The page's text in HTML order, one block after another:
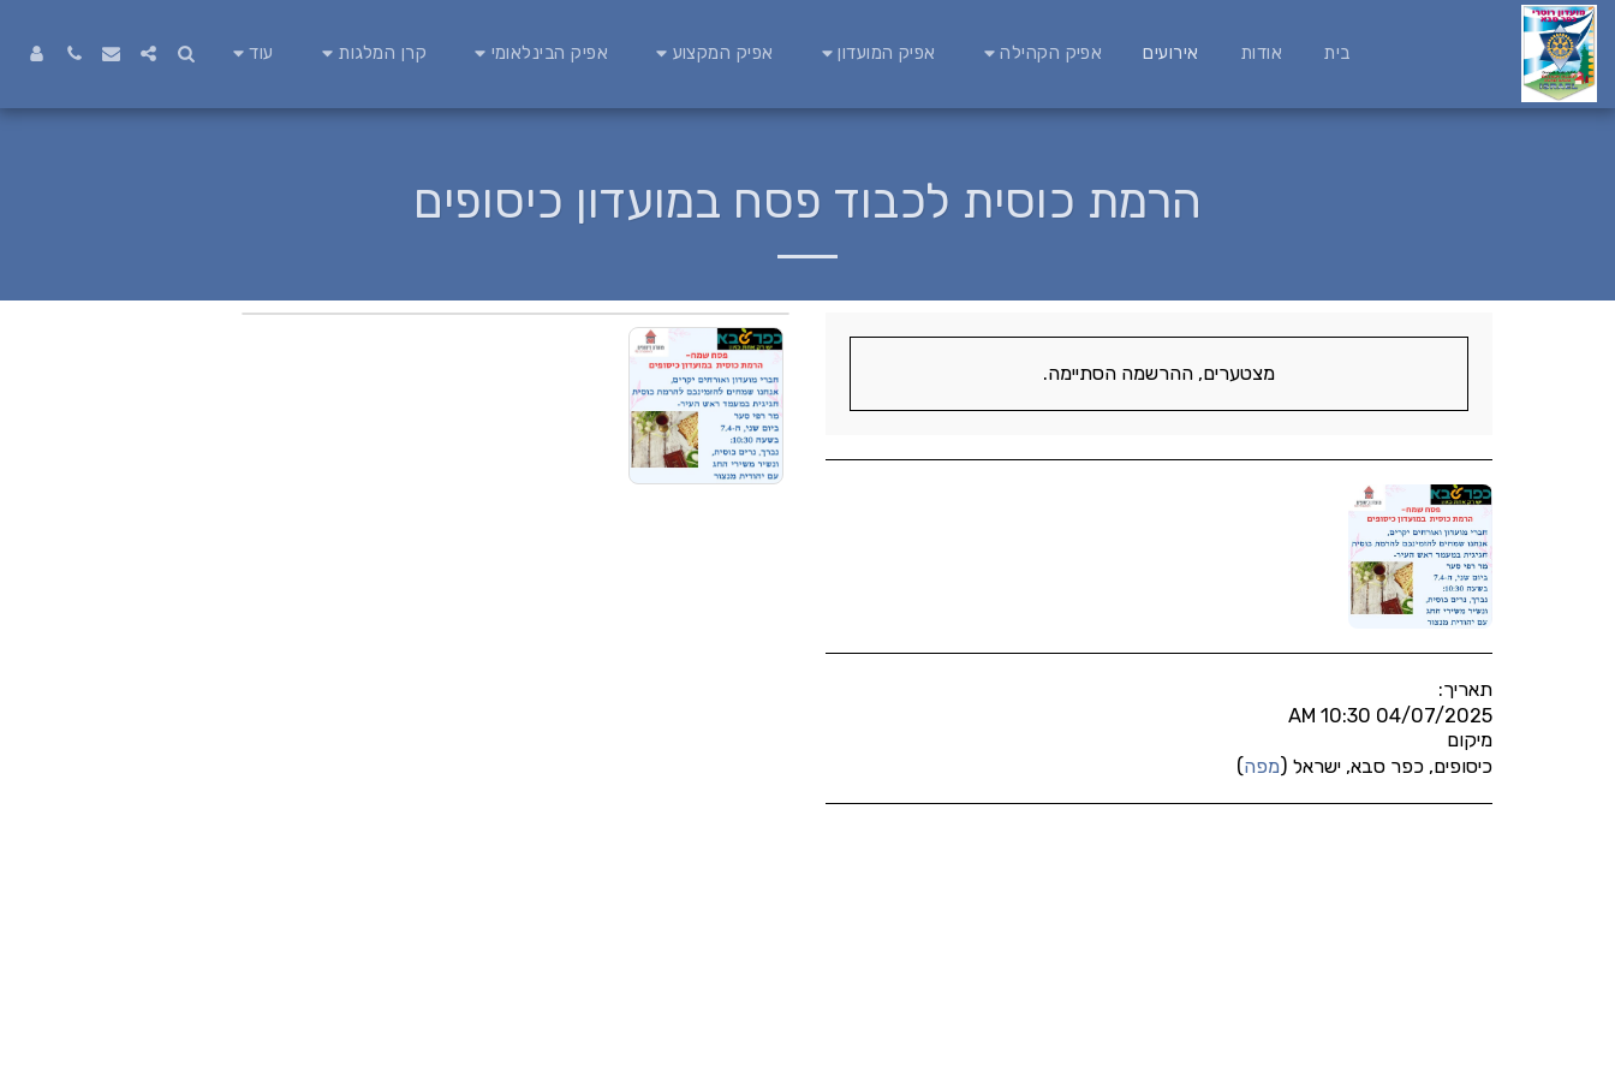
בית אודות אירועים אפיק הקהילה אפיק המועדון אפיק המקצוע אפיק הבינלאומי קרן המלגות עוד
הרמת כוסית לכבוד פסח במועדון כיסופים
מצטערים, ההרשמה הסתיימה.
תאריך:
04/07/2025 10:30 AM
מיקום
כיסופים, כפר סבא, ישראל (מפה)